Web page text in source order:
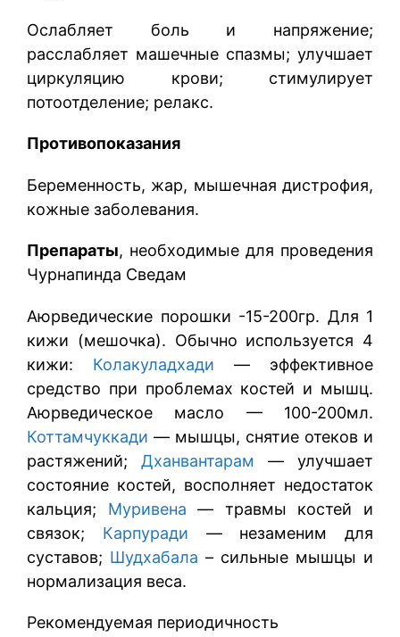
Ослабляет боль и напряжение;
расслабляет машечные спазмы; улучшает
циркуляцию крови; стимулирует
потоотделение; релакс.
Противопоказания
Беременность, жар, мышечная дистрофия,
кожные заболевания.
Препараты, необходимые для проведения
Чурнапинда Сведам
Аюрведические порошки -15-200гр. Для 1
кижи (мешочка). Обычно используется 4
кижи: Колакуладхади — эффективное
средство при проблемах костей и мышц.
Аюрведическое масло — 100-200мл.
Коттамчуккади — мышцы, снятие отеков и
растяжений; Дханвантарам — улучшает
состояние костей, восполняет недостаток
кальция; Муривена — травмы костей и
связок; Карпуради — незаменим для
суставов; Шудхабала – сильные мышцы и
нормализация веса.
Рекомендуемая периодичность